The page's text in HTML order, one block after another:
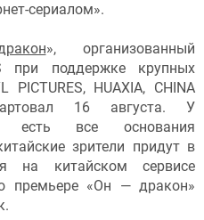
сериалом».
», организованный
при поддержке крупных
HUAXIA, CHINA
16 августа. У
есть все основания
зрители придут в
на китайском сервисе
премьере «Он — дракон»